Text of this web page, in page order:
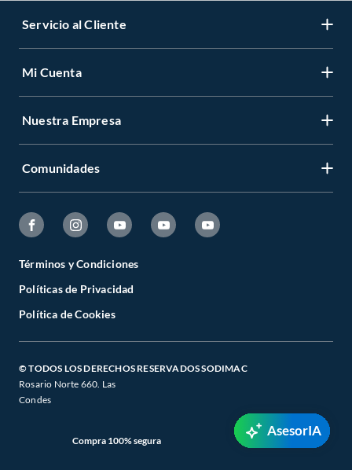
Servicio al Cliente
Mi Cuenta
Nuestra Empresa
Comunidades
Términos y Condiciones
Políticas de Privacidad
Política de Cookies
© TODOS LOS DERECHOS RESERVADOS SODIMAC
Rosario Norte 660. Las
Condes
Compra 100% segura
AsesorIA